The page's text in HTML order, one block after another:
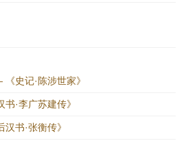
史记·陈涉世家》
·李广苏建传》
书·张衡传》